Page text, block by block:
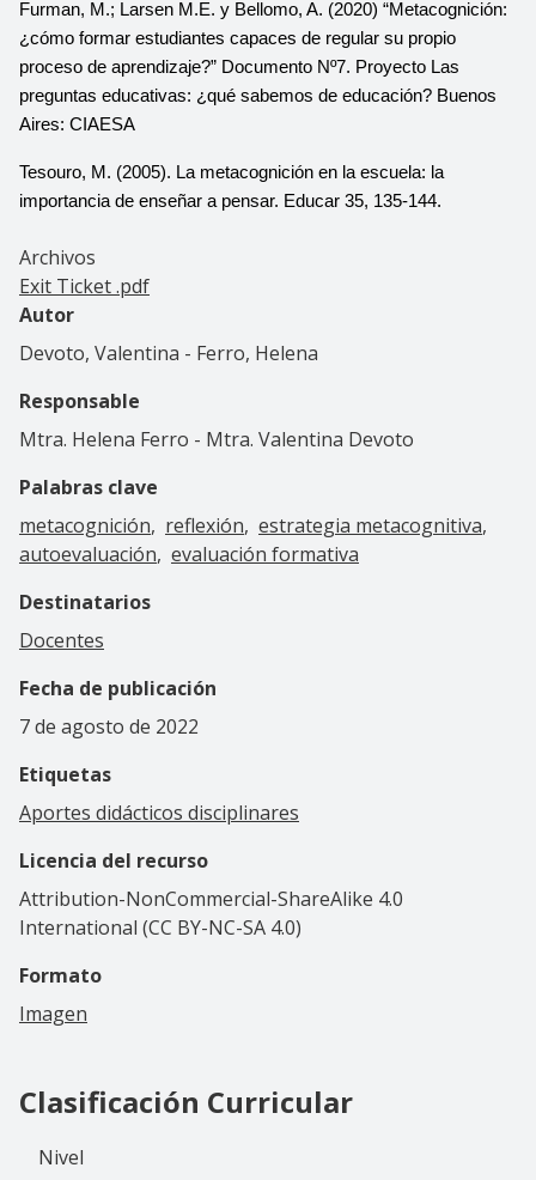
Furman, M.; Larsen M.E. y Bellomo, A. (2020) “Metacognición:
¿cómo formar estudiantes capaces de regular su propio
proceso de aprendizaje?” Documento Nº7. Proyecto Las
preguntas educativas: ¿qué sabemos de educación? Buenos
Aires: CIAESA
Tesouro, M. (2005). La metacognición en la escuela: la
importancia de enseñar a pensar. Educar 35, 135-144.
Archivos
Exit Ticket .pdf
Autor
Devoto, Valentina - Ferro, Helena
Responsable
Mtra. Helena Ferro - Mtra. Valentina Devoto
Palabras clave
metacognición
reflexión estrategia metacognitiva
autoevaluación evaluación formativa
Destinatarios
Docentes
Fecha de publicación
7 de agosto de 2022
Etiquetas
Aportes didácticos disciplinares
Licencia del recurso
Attribution-NonCommercial-ShareAlike 4.0
International (CC BY-NC-SA 4.0)
Formato
Imagen
Clasificación Curricular
Nivel